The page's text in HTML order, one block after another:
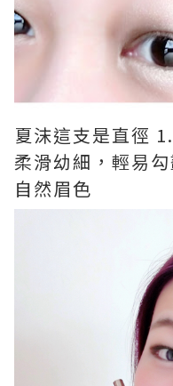
夏沫這支是直徑
柔滑幼細，輕易
自然眉色